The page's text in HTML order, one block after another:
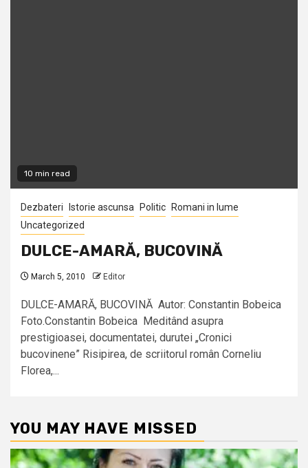
10 min read
Dezbateri Istorie ascunsa Politic
Romani in lume
Uncategorized
DULCE-AMARĂ, BUCOVINĂ
March 5, 2010 Editor
DULCE-AMARĂ, BUCOVINĂ Autor: Constantin Bobeica
Foto.Constantin Bobeica Meditând asupra
prestigioasei, documentatei, durutei „Cronici
bucovinene” Risipirea, de scriitorul român Corneliu
Florea,...
YOU MAY HAVE MISSED